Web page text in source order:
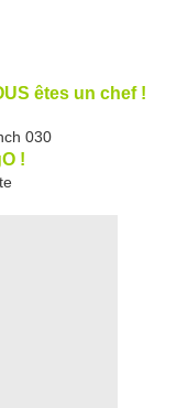
êtes un chef !
!